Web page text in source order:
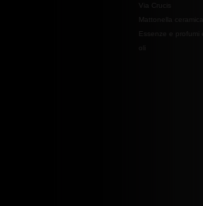
Mattonella ceramica
Essenze e profumi e